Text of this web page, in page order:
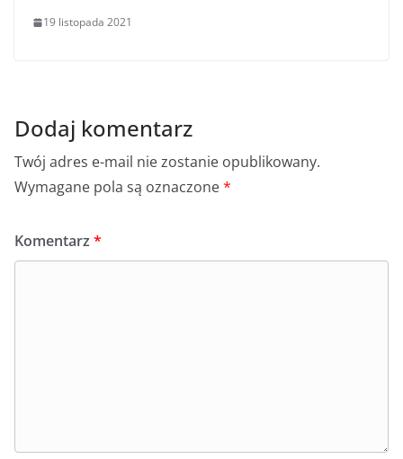
19 listopada 2021
Dodaj komentarz
Twój adres e-mail nie zostanie opublikowany.
Wymagane pola są oznaczone*
Komentarz *